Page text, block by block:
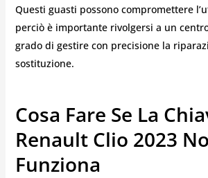
Questi guasti possono compromettere
perciò è importante rivolgersi a un
grado di gestire con precisione la
sostituzione.
Cosa Fare Se La
Renault Clio 2023
Funziona